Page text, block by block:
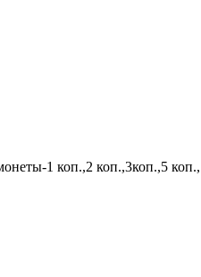
1 коп.,2 коп.,3коп.,5